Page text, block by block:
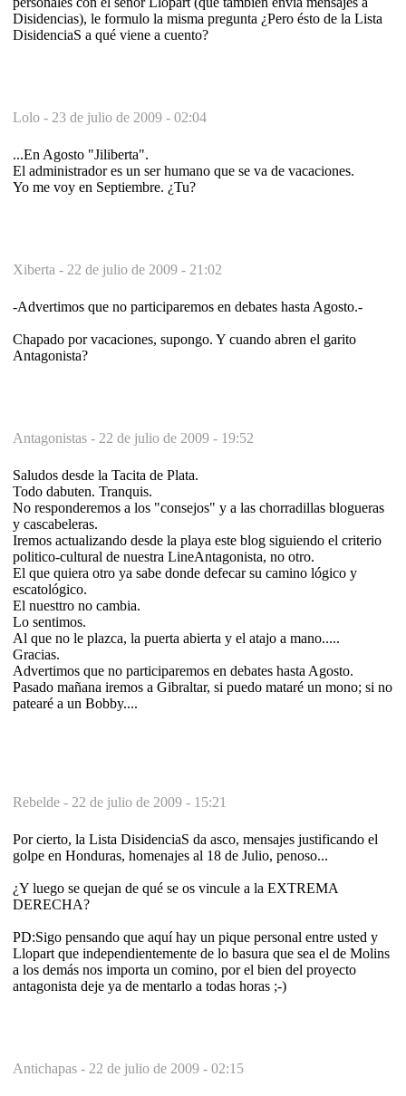
Disidencias), le formulo la misma pregunta ¿Pero ésto de la Lista
DisidenciaS a qué viene a cuento?
Lolo - 23 de julio de 2009 - 02:04
...En Agosto "Jiliberta".
El administrador es un ser humano que se va de vacaciones.
Yo me voy en Septiembre. ¿Tu?
Xiberta - 22 de julio de 2009 - 21:02
-Advertimos que no participaremos en debates hasta Agosto.-
Chapado por vacaciones, supongo. Y cuando abren el garito
Antagonista?
Antagonistas - 22 de julio de 2009 - 19:52
Saludos desde la Tacita de Plata.
Todo dabuten. Tranquis.
No responderemos a los "consejos" y a las chorradillas blogueras
y cascabeleras.
Iremos actualizando desde la playa este blog siguiendo el criterio
politico-cultural de nuestra LineAntagonista, no otro.
El que quiera otro ya sabe donde defecar su camino lógico y
escatológico.
El nuesttro no cambia.
Lo sentimos.
Al que no le plazca, la puerta abierta y el atajo a mano.....
Gracias.
Advertimos que no participaremos en debates hasta Agosto.
Pasado mañana iremos a Gibraltar, si puedo mataré un mono; si no
patearé a un Bobby....
Rebelde - 22 de julio de 2009 - 15:21
Por cierto, la Lista DisidenciaS da asco, mensajes justificando el
golpe en Honduras, homenajes al 18 de Julio, penoso...
¿Y luego se quejan de qué se os vincule a la EXTREMA
DERECHA?
PD:Sigo pensando que aquí hay un pique personal entre usted y
Llopart que independientemente de lo basura que sea el de Molins
a los demás nos importa un comino, por el bien del proyecto
antagonista deje ya de mentarlo a todas horas ;-)
Antichapas - 22 de julio de 2009 - 02:15